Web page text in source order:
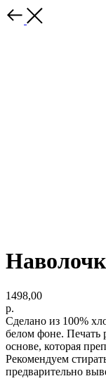
1498,00
р.
Сделано из 100%
белом фоне. Печать
основе, которая
Рекомендуем
предварительно